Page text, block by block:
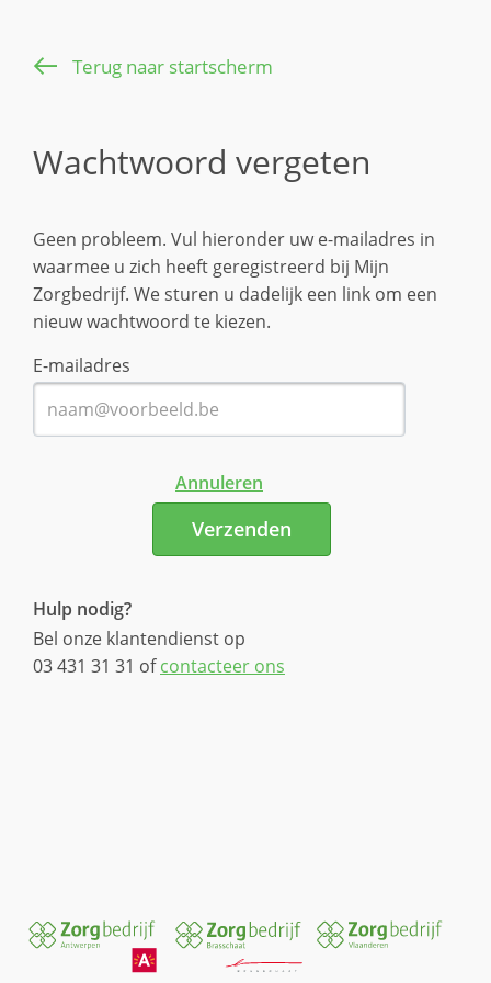
Terug naar startscherm
Wachtwoord vergeten
Geen probleem. Vul hieronder uw e-mailadres in
waarmee u zich heeft geregistreerd bij Mijn
Zorgbedrijf. We sturen u dadelijk een link om een
nieuw wachtwoord te kiezen.
E-mailadres
Verzenden
Annuleren
Hulp nodig?
Bel onze klantendienst op
03 431 31 31 ofcontacteer ons